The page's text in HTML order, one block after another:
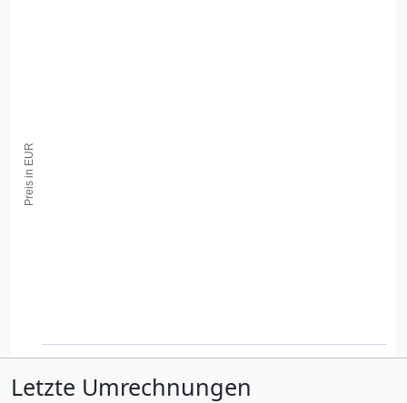
Preis in EUR
Letzte Umrechnungen